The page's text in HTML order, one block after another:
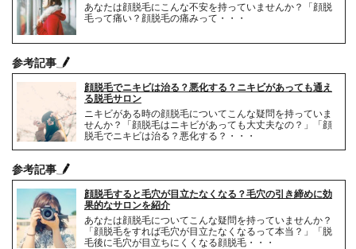
あなたは顔脱毛にこんな不安を持っていませんか？「顔脱
毛って痛い？顔脱毛の痛みって・・・
参考記事
顔脱毛でニキビは治る？悪化する？ニキビがあっても通え
る脱毛サロン
ニキビがある時の顔脱毛についてこんな疑問を持っていま
せんか？「顔脱毛はニキビがあっても大丈夫なの？」「顔
脱毛でニキビは治る？悪化する？・・・
参考記事
顔脱毛すると毛穴が目立たなくなる？毛穴の引き締めに効
果的なサロンを紹介
あなたは顔脱毛についてこんな疑問を持っていませんか？
「顔脱毛をすれば毛穴が目立たなくなるって本当？」「脱
毛後に毛穴が目立ちにくくなる顔脱毛・・・